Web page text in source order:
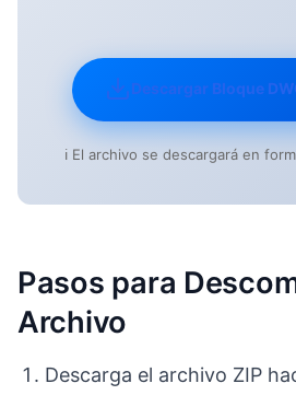
Descargar Bloque
ℹ️ El archivo se descargará en
Pasos para
Archivo
Descarga el archivo ZIP